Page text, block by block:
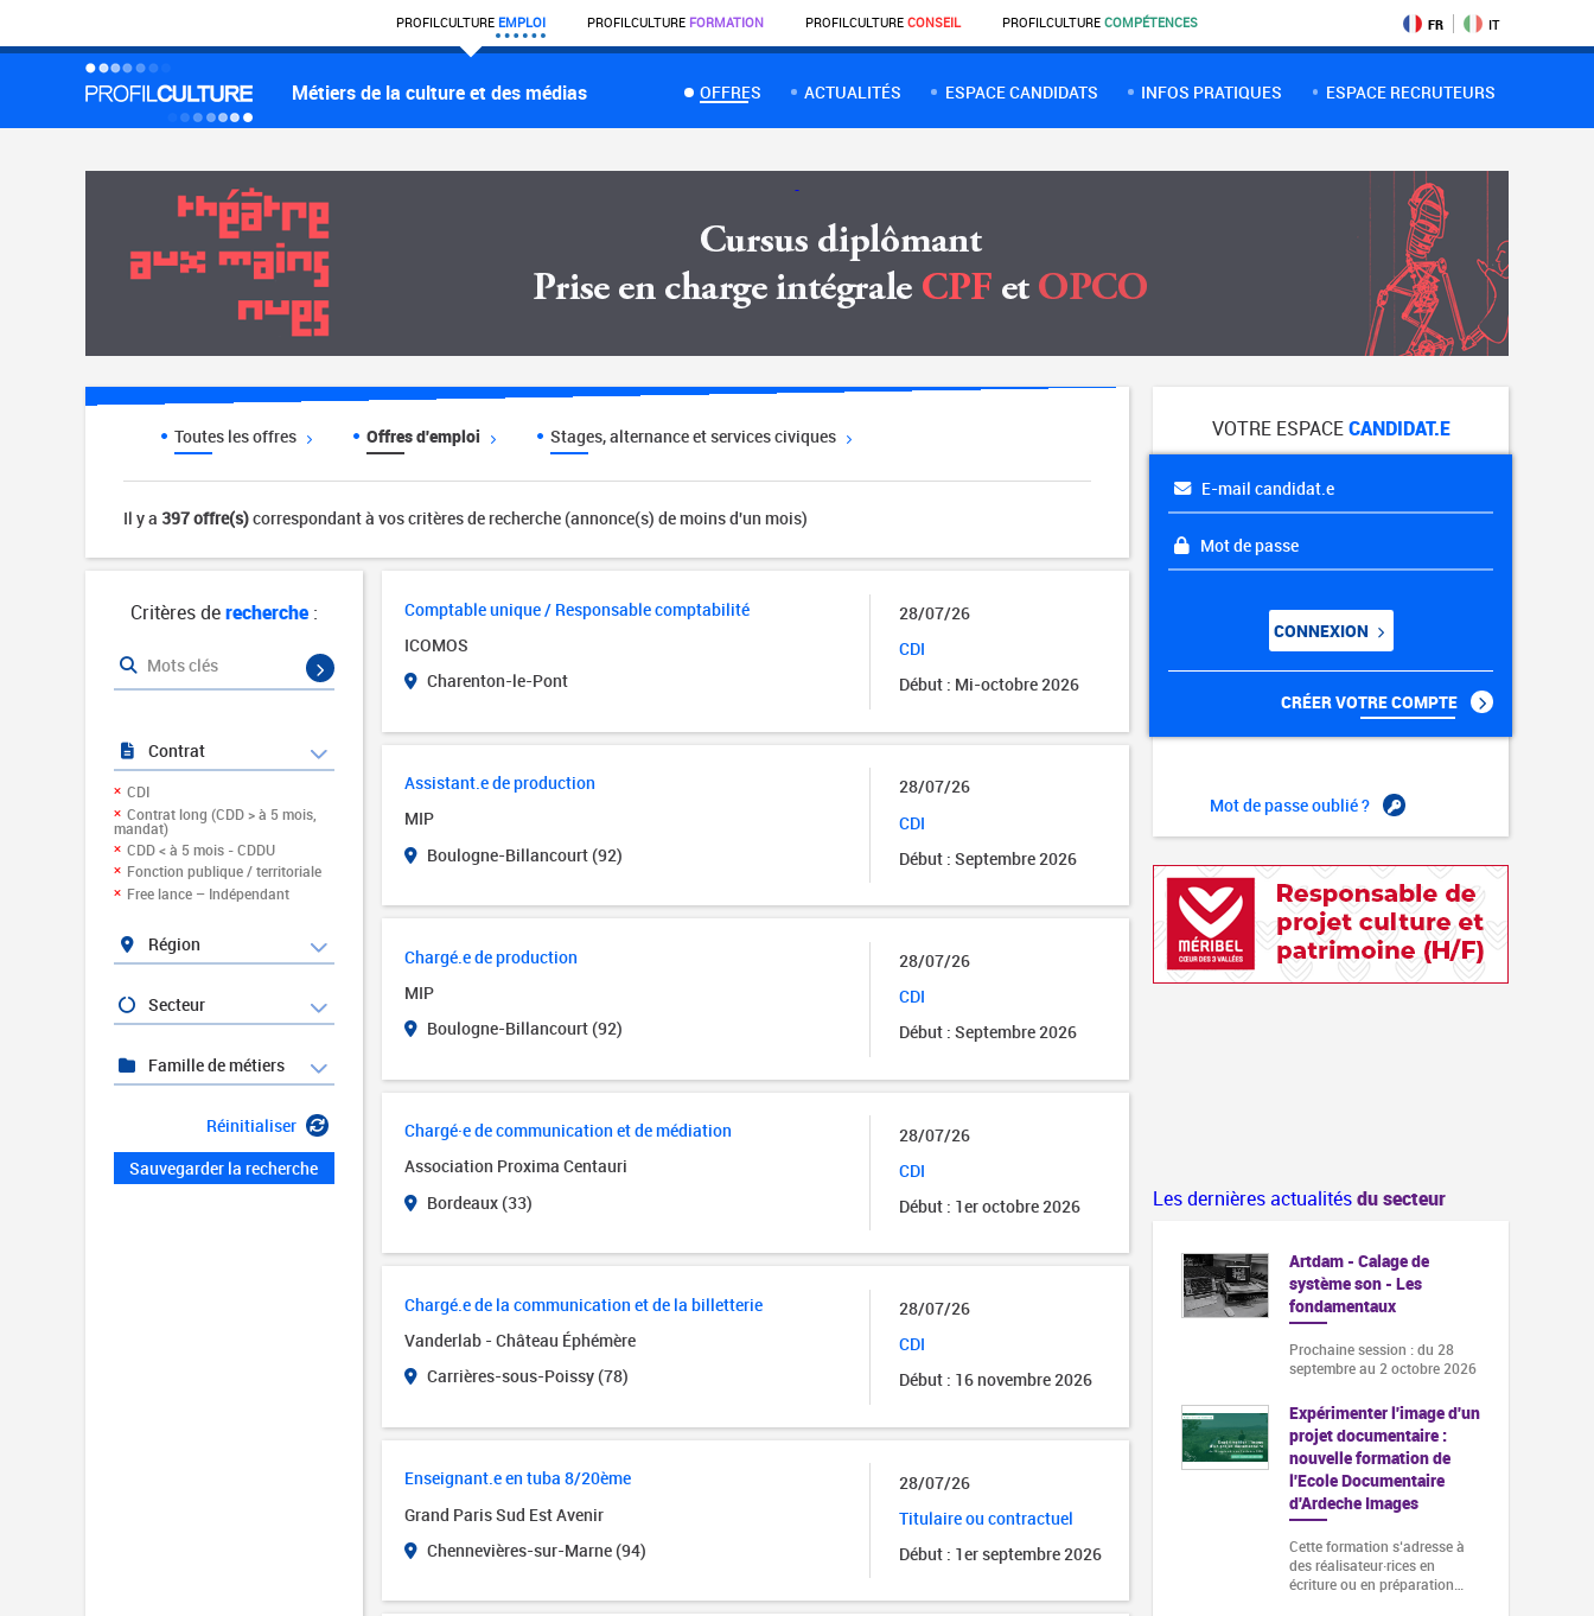
PROFILCULTURE EMPLOI PROFILCULTURE FORMATION PROFILCULTURE CONSEIL PROFILCULTURE COMPÉTENCES FR IT
Métiers de la culture et des médias OFFRES ACTUALITÉS ESPACE CANDIDATS INFOS PRATIQUES ESPACE RECRUTEURS
Toutes les offres Offres d'emploi Stages, alternance et services civiques
Il y a 397 offre(s)correspondant à vos critères de recherche (annonce(s) de moins d'un mois)
Comptable unique / Responsable comptabilité
ICOMOS
Charenton-le-Pont
28/07/26
CDI
Début : Mi-octobre 2026
Assistant.e de production
MIP
Boulogne-Billancourt (92)
28/07/26
CDI
Début : Septembre 2026
Chargé.e de production
MIP
Boulogne-Billancourt (92)
28/07/26
CDI
Début : Septembre 2026
Chargé·e de communication et de médiation
Association Proxima Centauri
Bordeaux (33)
28/07/26
CDI
Début : 1er octobre 2026
Chargé.e de la communication et de la billetterie
Vanderlab - Château Éphémère
Carrières-sous-Poissy (78)
28/07/26
CDI
Début : 16 novembre 2026
Enseignant.e en tuba 8/20ème
Grand Paris Sud Est Avenir
Chennevières-sur-Marne (94)
28/07/26
Titulaire ou contractuel
Début : 1er septembre 2026
Critères derecherche:
Mots clés
Contrat
CDI
Contrat long (CDD > à 5 mois,
mandat)
CDD < à 5 mois - CDDU
Fonction publique / territoriale
Free lance – Indépendant
Région
Secteur
Famille de métiers
Réinitialiser
Sauvegarder la recherche
VOTRE ESPACECANDIDAT.E
E-mail candidat.e
Mot de passe
CONNEXION
CRÉER VOTRE COMPTE
Mot de passe oublié ?
Les dernières actualitésdu secteur
Artdam - Calage de
système son - Les
fondamentaux
Prochaine session : du 28
septembre au 2 octobre 2026
Expérimenter l'image d'un
projet documentaire :
nouvelle formation de
l'Ecole Documentaire
d'Ardeche Images
Cette formation s‘adresse à
des réalisateur·rices en
écriture ou en préparation…